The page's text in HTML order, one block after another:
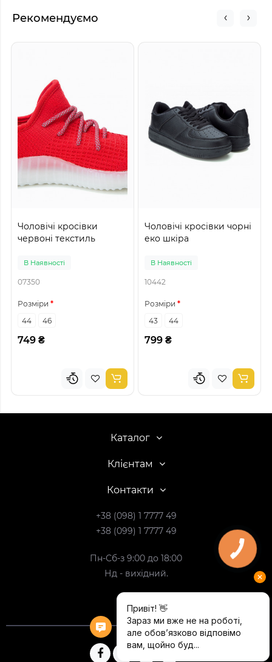
Рекомендуємо
Чоловічі кросівки
червоні текстиль
В Наявності
07350
Розміри
44
46
749 ₴
Чоловічі кросівки чорні
еко шкіра
В Наявності
10442
Розміри
43
44
799 ₴
Каталог
Клієнтам
Контакти
+38 (098) 1 7777 49
+38 (099) 1 7777 49
Пн-Сб-з 9:00 до 18:00
Нд - вихідний.